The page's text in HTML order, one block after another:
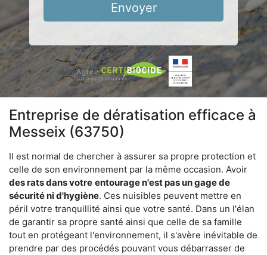
Envoyer
Entreprise de dératisation efficace à
Messeix (63750)
Il est normal de chercher à assurer sa propre protection et
celle de son environnement par la même occasion. Avoir
des rats dans votre entourage n'est pas un gage de
sécurité ni d'hygiène. Ces nuisibles peuvent mettre en
péril votre tranquillité ainsi que votre santé. Dans un l'élan
de garantir sa propre santé ainsi que celle de sa famille
tout en protégeant l'environnement, il s'avère inévitable de
prendre par des procédés pouvant vous débarrasser de